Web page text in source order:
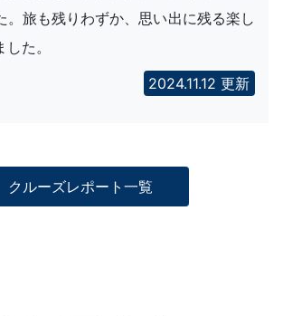
。旅も残りわずか、思い出に残る楽し
た。
2024.11.12 更新
クルーズレポート一覧